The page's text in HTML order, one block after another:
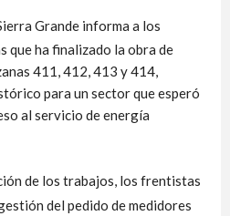
Grande informa a los
que ha finalizado la obra de
411, 412, 413 y 414,
para un sector que esperó
al servicio de energía
de los trabajos, los frentistas
del pedido de medidores